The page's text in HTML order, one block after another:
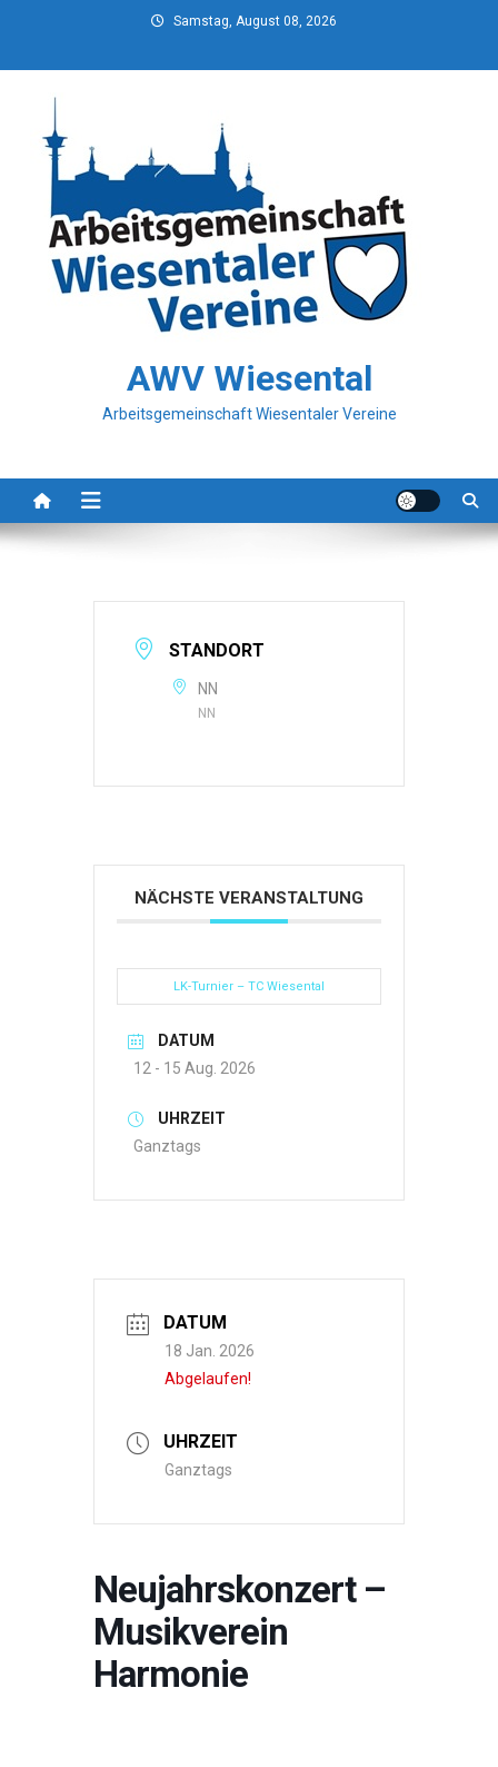
content
Samstag, August 08, 2026
AWV Wiesental
Arbeitsgemeinschaft Wiesentaler Vereine
STANDORT
NN
NN
NÄCHSTE VERANSTALTUNG
LK-Turnier – TC Wiesental
DATUM
12 - 15 Aug. 2026
UHRZEIT
Ganztags
DATUM
18 Jan. 2026
Abgelaufen!
UHRZEIT
Ganztags
Neujahrskonzert –
Musikverein
Harmonie